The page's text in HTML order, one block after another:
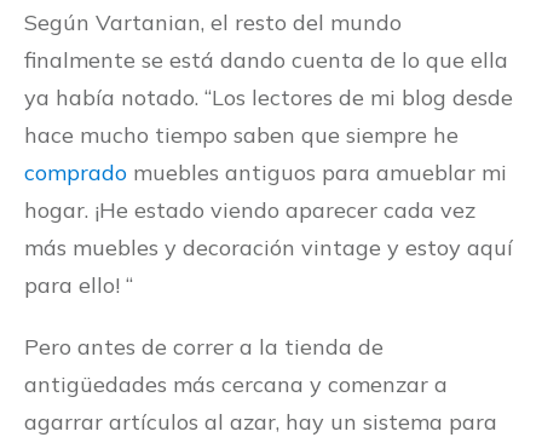
Según Vartanian, el resto del mundo
finalmente se está dando cuenta de lo que ella
ya había notado. “Los lectores de mi blog desde
hace mucho tiempo saben que siempre he
comprado muebles antiguos para amueblar mi
hogar. ¡He estado viendo aparecer cada vez
más muebles y decoración vintage y estoy aquí
para ello! “
Pero antes de correr a la tienda de
antigüedades más cercana y comenzar a
agarrar artículos al azar, hay un sistema para